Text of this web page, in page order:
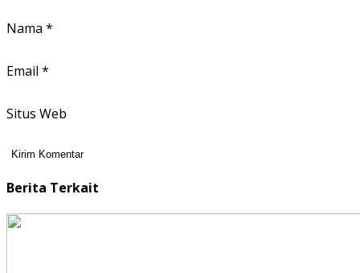
Nama *
Email *
Situs Web
Berita Terkait